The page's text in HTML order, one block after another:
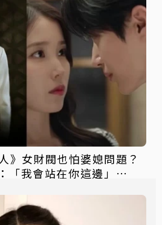
》女財閥也怕婆媳問題？
「我會站在你這邊」甜度